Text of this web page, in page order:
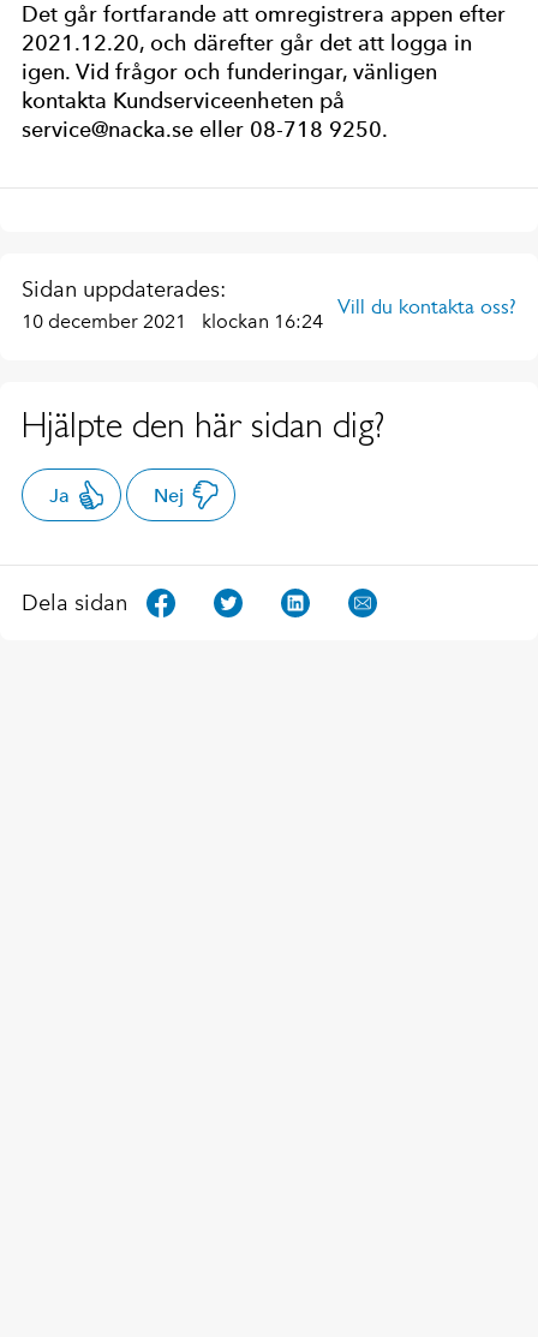
Det går fortfarande att omregistrera appen efter
2021.12.20, och därefter går det att logga in
igen. Vid frågor och funderingar, vänligen
kontakta Kundserviceenheten på
service@nacka.se eller 08-718 9250.
Sidan uppdaterades:
10 december 2021 klockan 16:24
Vill du kontakta oss?
Hjälpte den här sidan dig?
Ja Nej
Dela sidan